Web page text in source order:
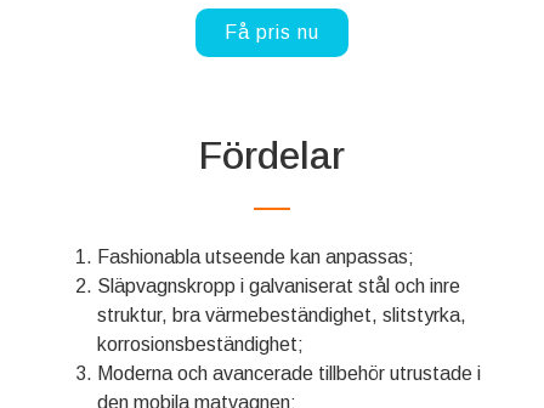
Få pris nu
Fördelar
Fashionabla utseende kan anpassas;
Släpvagnskropp i galvaniserat stål och inre
struktur, bra värmebeständighet, slitstyrka,
korrosionsbeständighet;
Moderna och avancerade tillbehör utrustade i
den mobila matvagnen;